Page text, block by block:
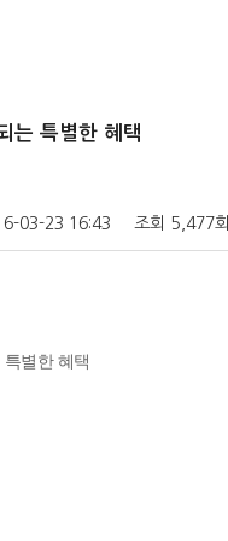
는 특별한 혜택
03-23 16:43 조회 5,477회
별한 혜택